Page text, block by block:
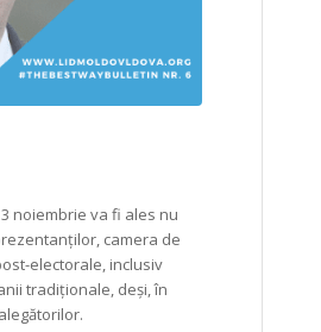
noiembrie va fi ales nu
camera de
electorale, inclusiv
tradiționale, deși, în